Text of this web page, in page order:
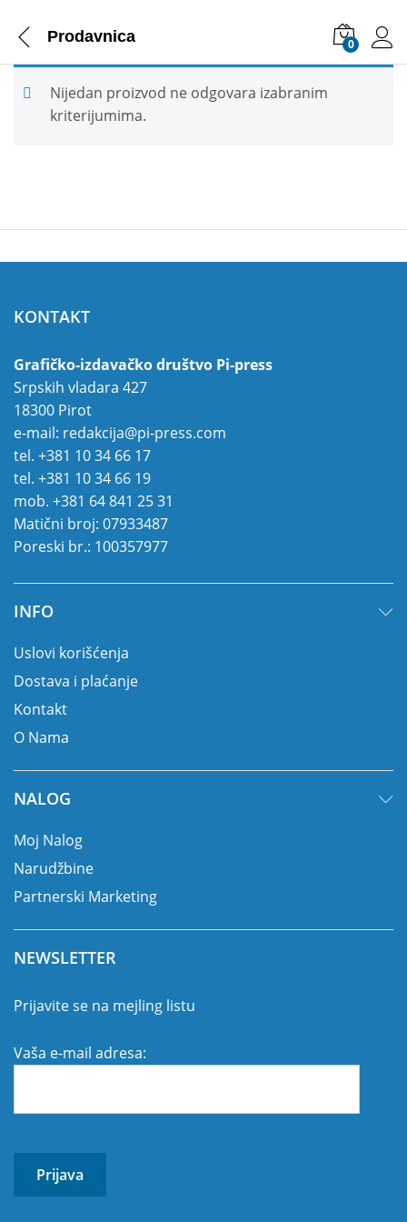
Prodavnica 0
Nijedan proizvod ne odgovara izabranim
kriterijumima.
KONTAKT
Grafičko-izdavačko društvo Pi-press
Srpskih vladara 427
18300 Pirot
e-mail: redakcija@pi-press.com
tel. +381 10 34 66 17
tel. +381 10 34 66 19
mob. +381 64 841 25 31
Matični broj: 07933487
Poreski br.: 100357977
INFO
Uslovi korišćenja
Dostava i plaćanje
Kontakt
O Nama
NALOG
Moj Nalog
Narudžbine
Partnerski Marketing
NEWSLETTER
Prijavite se na mejling listu
Vaša e-mail adresa: